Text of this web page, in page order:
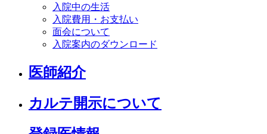
入院中の生活
入院費用・お支払い
面会について
入院案内のダウンロード
医師紹介
カルテ開示について